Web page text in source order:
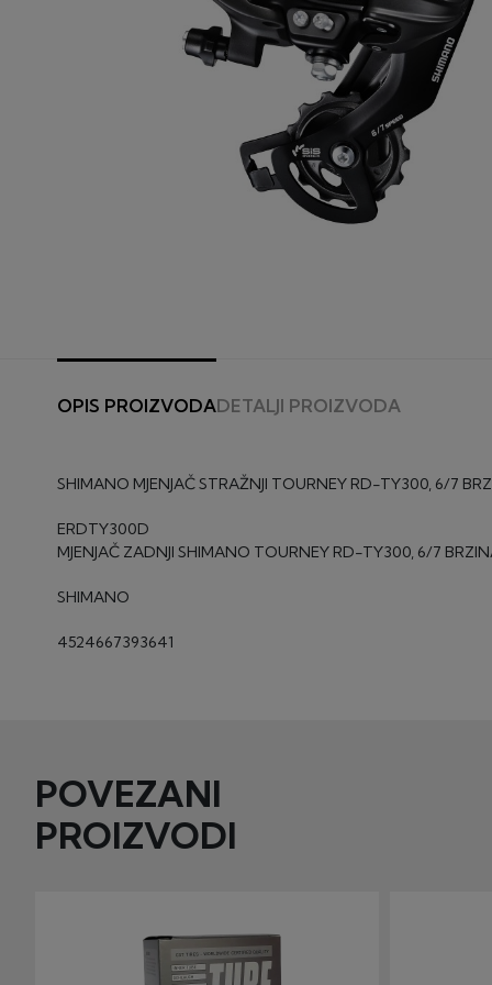
OPIS PROIZVODADETALJI PROIZVODA
SHIMANO MJENJAČ STRAŽNJI TOURNEY RD-TY300, 6/7
ERDTY300D
MJENJAČ ZADNJI SHIMANO TOURNEY RD-TY300, 6/7
SHIMANO
4524667393641
POVEZANI
PROIZVODI